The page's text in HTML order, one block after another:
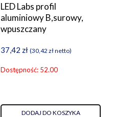
LED Labs profil
aluminiowy B,surowy,
wpuszczany
37,42 zł (30,42 złnetto)
Dostępność: 52.00
DODAJ DO KOSZYKA